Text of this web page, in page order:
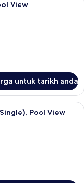
View
untuk tarikh anda
tempat tidur premium, bar
Pool View